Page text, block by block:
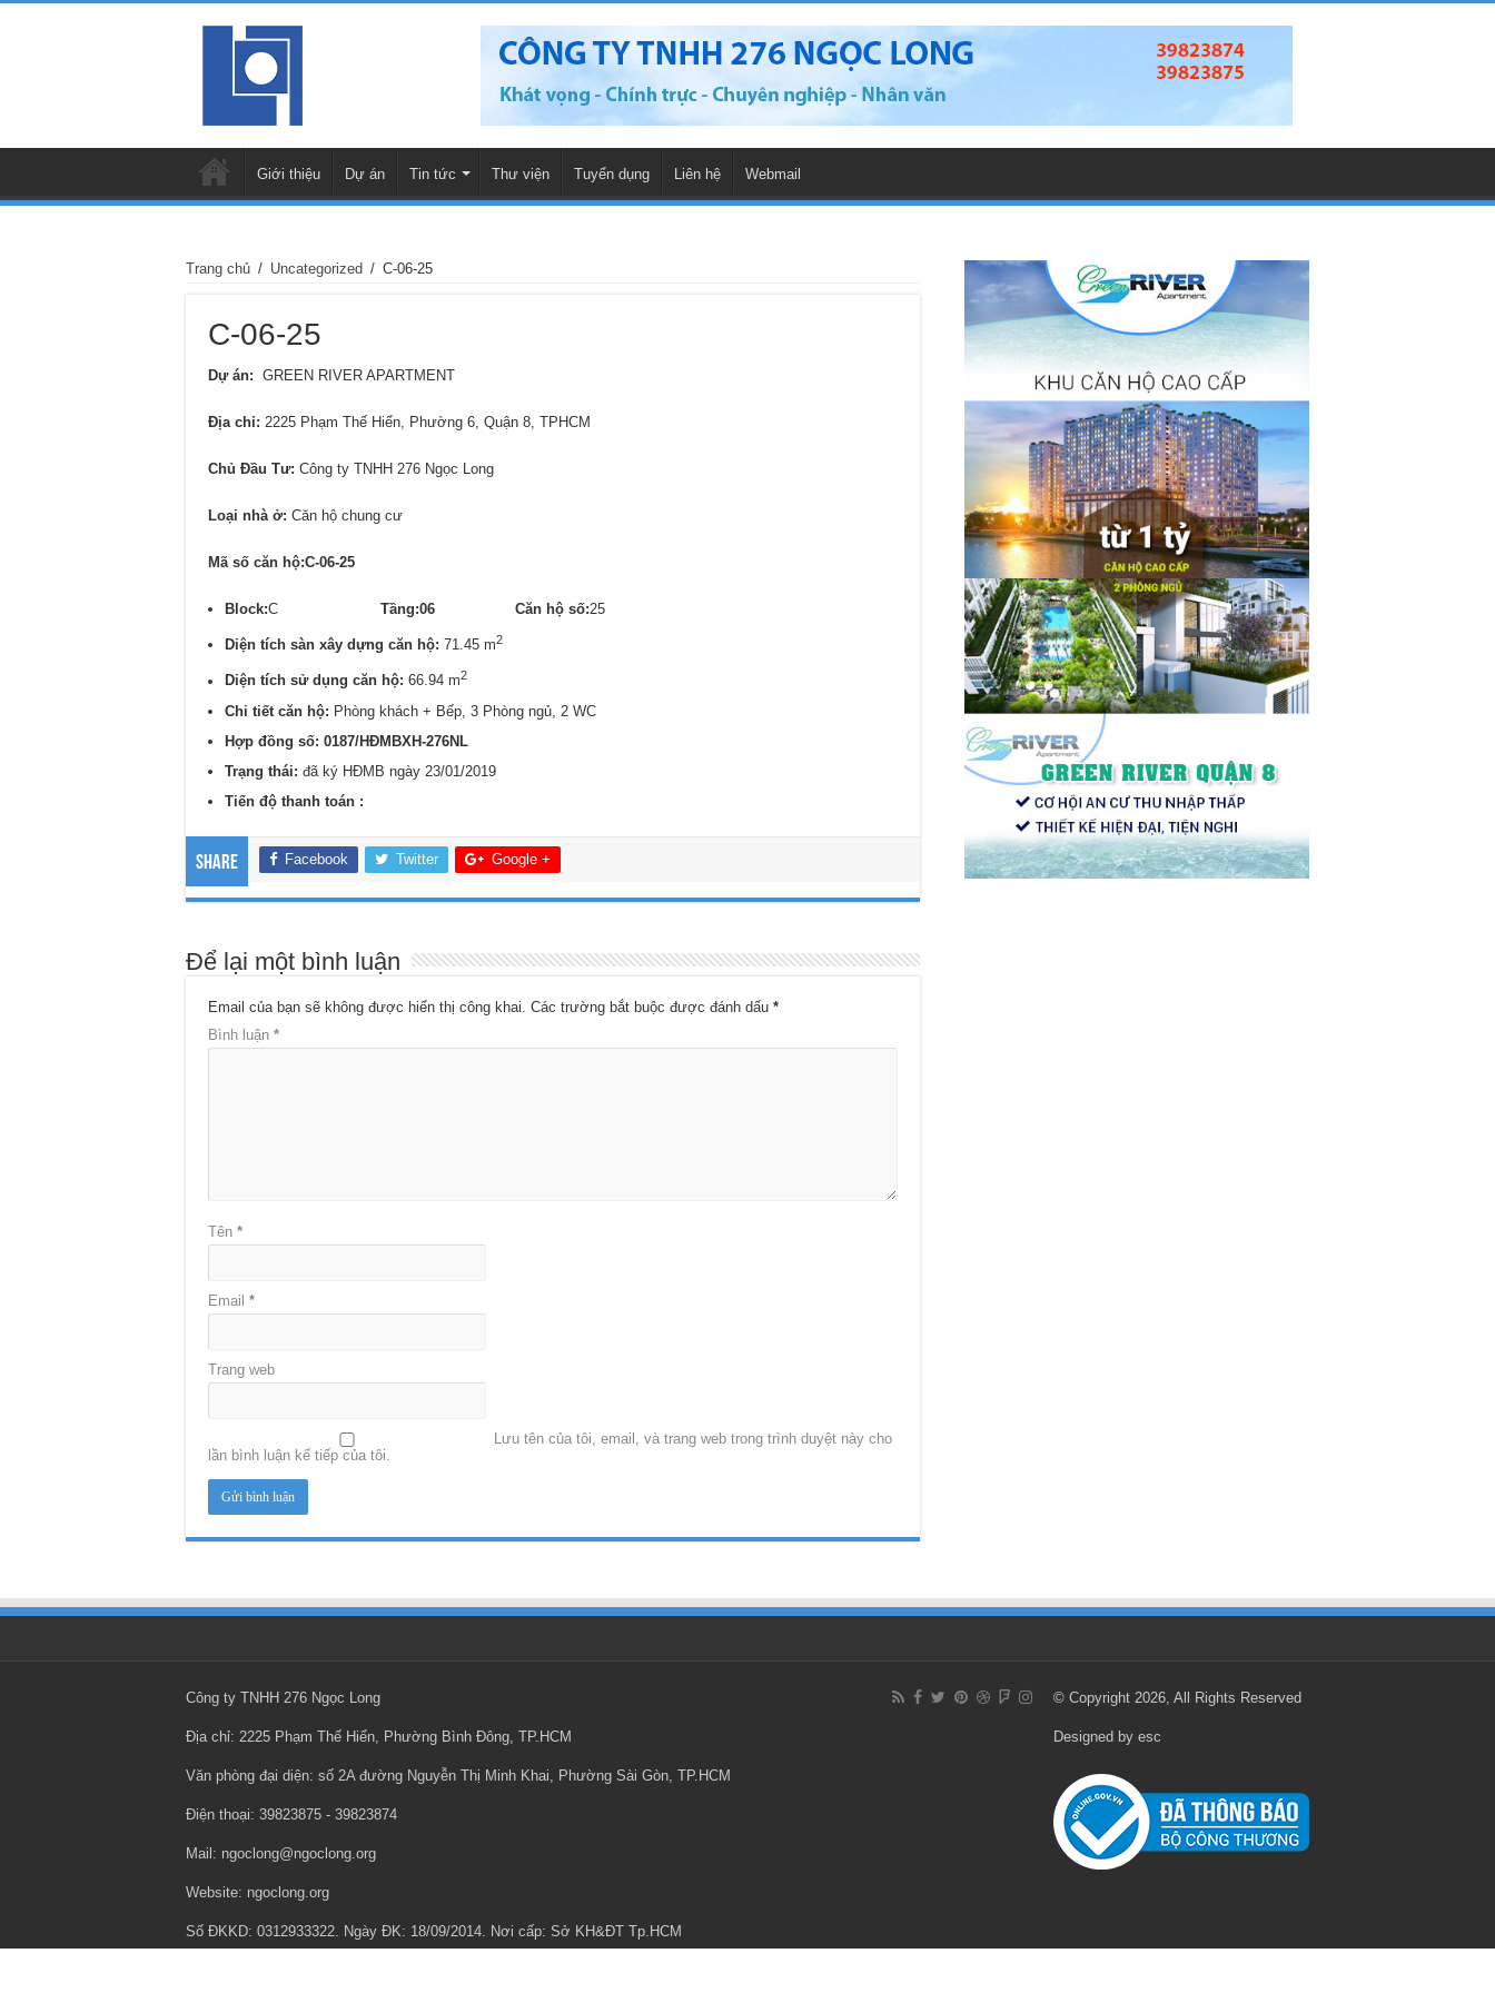
Giới thiệu Dự án Tin tức Thư viện Tuyển dụng Liên hệ Webmail
Trang chủ / Uncategorized / C-06-25
C-06-25
Dự án: GREEN RIVER APARTMENT
Địa chỉ: 2225 Phạm Thế Hiển, Phường 6, Quận 8, TPHCM
Chủ Đầu Tư: Công ty TNHH 276 Ngọc Long
Loại nhà ở: Căn hộ chung cư
Mã số căn hộ:C-06-25
Block:C Tầng:06 Căn hộ số:25
Diện tích sàn xây dựng căn hộ: 71.45 m2
Diện tích sử dụng căn hộ: 66.94 m2
Chi tiết căn hộ: Phòng khách + Bếp, 3 Phòng ngủ, 2 WC
Hợp đồng số: 0187/HĐMBXH-276NL
Trạng thái: đã ký HĐMB ngày 23/01/2019
Tiến độ thanh toán :
Share Facebook Twitter Google +
Để lại một bình luận
Email của bạn sẽ không được hiển thị công khai. Các trường bắt buộc được đánh dấu *
Bình luận *
Tên *
Email *
Trang web
Lưu tên của tôi, email, và trang web trong trình duyệt này cho
lần bình luận kế tiếp của tôi.
© Copyright 2026, All Rights Reserved
Designed by esc
Công ty TNHH 276 Ngọc Long
Địa chỉ: 2225 Phạm Thế Hiển, Phường Bình Đông, TP.HCM
Văn phòng đại diện: số 2A đường Nguyễn Thị Minh Khai, Phường Sài Gòn, TP.HCM
Điện thoại: ‎39823875 - ‎39823874
Mail: ngoclong@ngoclong.org
Website: ngoclong.org
Số ĐKKD: 0312933322. Ngày ĐK: 18/09/2014. Nơi cấp: Sở KH&ĐT Tp.HCM